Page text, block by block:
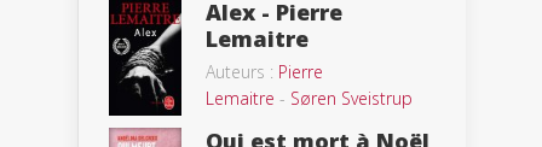
Alex - Pierre
Lemaitre
Auteurs : Pierre
Lemaitre - Søren Sveistrup
Qui est mort à Noël